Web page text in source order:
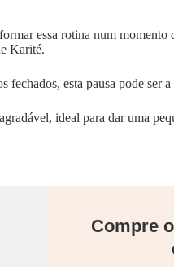
essa rotina num
Karité.
fechados, esta pausa pode ser
ideal para dar uma
Compre